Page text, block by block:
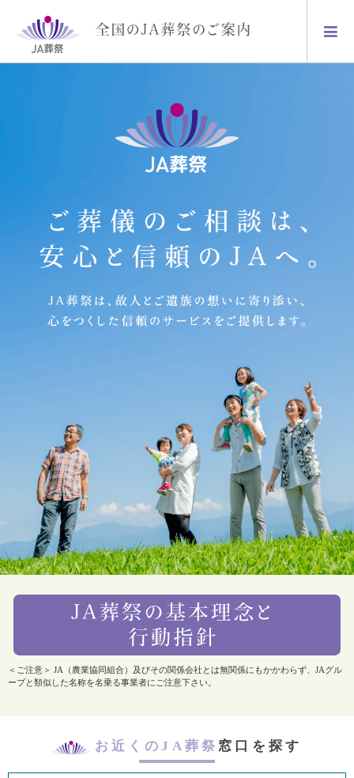
＜ご注意＞ JA（農業協同組合）及びその関係会社とは無関係にもかかわらず、JAグル
ープと類似した名称を名乗る事業者にご注意下さい。
お近くのJA葬祭 窓口を探す